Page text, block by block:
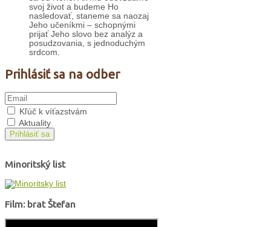
svoj život a budeme Ho
nasledovať, staneme sa naozaj
Jeho učeníkmi – schopnými
prijať Jeho slovo bez analýz a
posudzovania, s jednoduchým
srdcom.
Prihlásiť sa na odber
Kľúč k víťazstvám
Aktuality
Prihlásiť sa
Minoritský list
Film: brat Štefan